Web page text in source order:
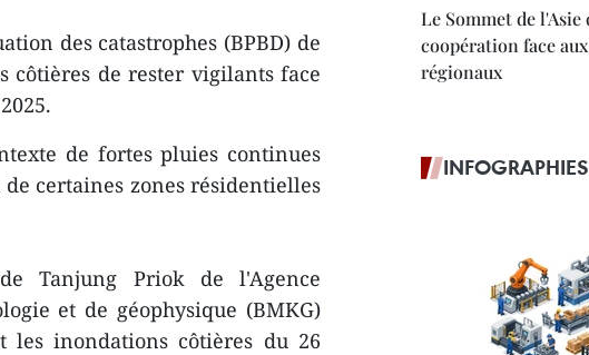
des catastrophes (BPBD) de
côtières de rester vigilants face
de fortes pluies continues
certaines zones résidentielles
Tanjung Priok de l'Agence
et de géophysique (BMKG)
les inondations côtières du 26
Le Sommet de
coopération face
régionaux
INFOGRAPHIES